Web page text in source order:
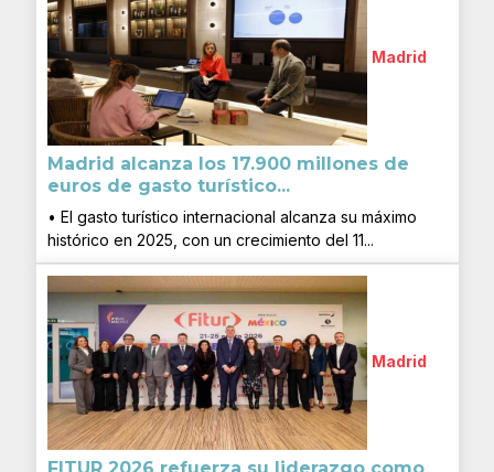
Madrid
Madrid alcanza los 17.900 millones de
euros de gasto turístico...
• El gasto turístico internacional alcanza su máximo
histórico en 2025, con un crecimiento del 11...
Madrid